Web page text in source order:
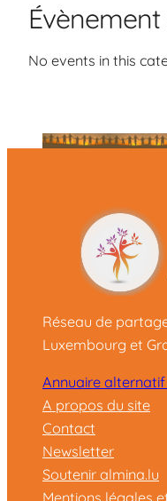
No events in this
Réseau de
Luxembourg et
Annuaire
A propos du site
Contact
Newsletter
Soutenir almina.lu